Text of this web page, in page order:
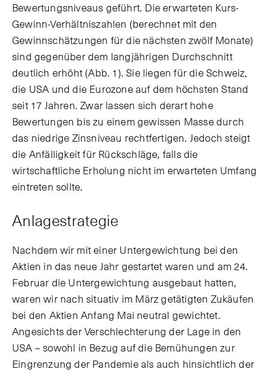
Bewertungsniveaus geführt. Die erwarteten Kurs-
Gewinn-Verhältniszahlen (berechnet mit den
Gewinnschätzungen für die nächsten zwölf Monate)
sind gegenüber dem langjährigen Durchschnitt
deutlich erhöht (Abb. 1). Sie liegen für die Schweiz,
die USA und die Eurozone auf dem höchsten Stand
seit 17 Jahren. Zwar lassen sich derart hohe
Bewertungen bis zu einem gewissen Masse durch
das niedrige Zinsniveau rechtfertigen. Jedoch steigt
die Anfälligkeit für Rückschläge, falls die
wirtschaftliche Erholung nicht im erwarteten Umfang
eintreten sollte.
Anlagestrategie
Nachdem wir mit einer Untergewichtung bei den
Aktien in das neue Jahr gestartet waren und am 24.
Februar die Untergewichtung ausgebaut hatten,
waren wir nach situativ im März getätigten Zukäufen
bei den Aktien Anfang Mai neutral gewichtet.
Angesichts der Verschlechterung der Lage in den
USA – sowohl in Bezug auf die Bemühungen zur
Eingrenzung der Pandemie als auch hinsichtlich der